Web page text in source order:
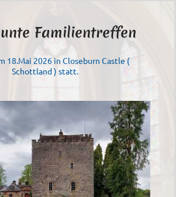
Familientreffen
18.Mai 2026 in Closeburn Castle (
Schottland ) statt.